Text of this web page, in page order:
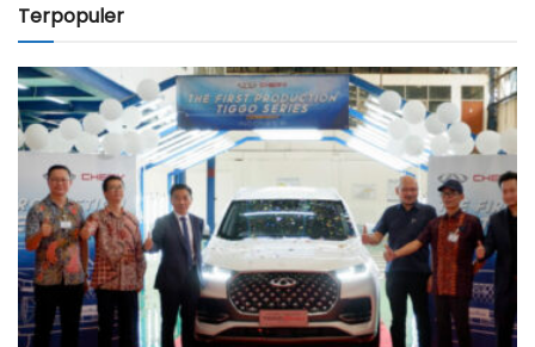
Terpopuler